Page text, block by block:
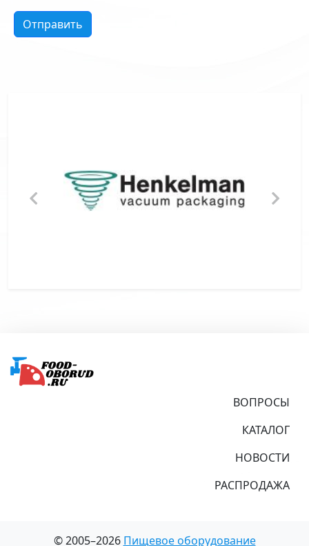
ВОПРОСЫ
КАТАЛОГ
НОВОСТИ
РАСПРОДАЖА
© 2005–2026 Пищевое оборудование